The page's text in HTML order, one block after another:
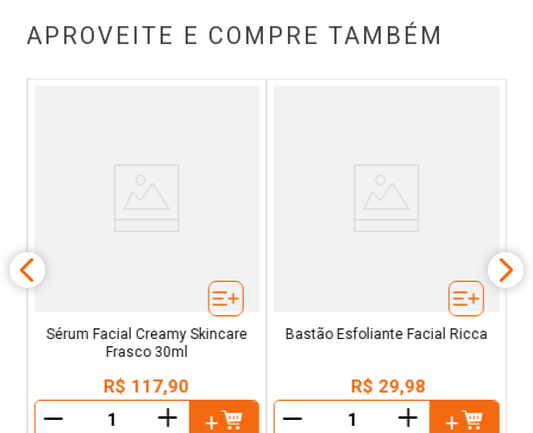
APROVEITE E COMPRE TAMBÉM
Sérum Facial Creamy Skincare
Frasco 30ml
R$ 117,90
＋
Bastão Esfoliante Facial Ricca
R$ 29,98
＋